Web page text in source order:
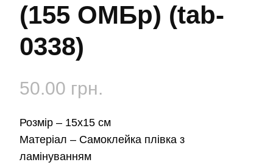
(155 ОMБр) (tab-
0338)
50.00 грн.
Розмір – 15х15 см
Матеріал – Самоклейка плівка з
ламінуванням